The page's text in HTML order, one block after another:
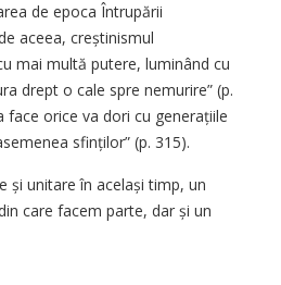
de epoca Întrupării
aceea, creștinismul
mai multă putere, luminând cu
drept o cale spre nemurire” (p.
face orice va dori cu generațiile
sfinților” (p. 315).
și unitare în același timp, un
care facem parte, dar și un